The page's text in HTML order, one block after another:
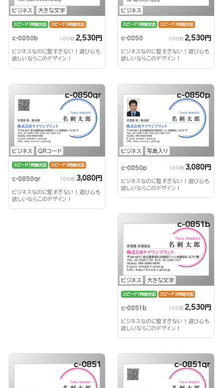
ビジネス 大きな文字
スピード1時間対応 スピード3時間対応
c-0850b 100枚 2,530円
ビジネスなのに堅すぎない！遊び心も
欲しいならこのデザイン！
ビジネス
スピード1時間対応 スピード3時間対応
c-0850 100枚 2,530円
ビジネスなのに堅すぎない！遊び心も
欲しいならこのデザイン！
ビジネス QRコード
c-0850qr
スピード1時間対応 スピード3時間対応
c-0850qr 100枚 3,080円
ビジネスなのに堅すぎない！遊び心も
欲しいならこのデザイン！
ビジネス 写真入り
c-0850p
c-0850p 100枚 3,080円
ビジネスなのに堅すぎない！遊び心も
欲しいならこのデザイン！
ビジネス 大きな文字
c-0851b
スピード1時間対応 スピード3時間対応
c-0851b 100枚 2,530円
ビジネスなのに堅すぎない！遊び心も
欲しいならこのデザイン！
c-0851 c-0851qr